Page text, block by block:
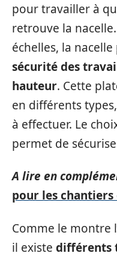
pour travailler à
retrouve la
échelles, la
sécurité des
hauteur. Cette
en différents
à effectuer. Le
permet de
A lire en
pour les
Comme le montre
il existe différents